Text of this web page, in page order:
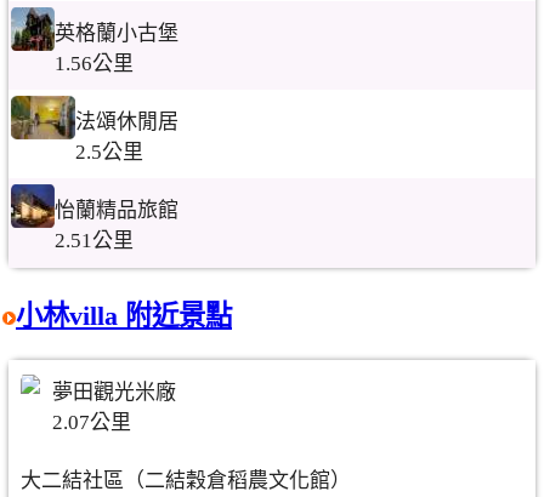
英格蘭小古堡
1.56公里
法頌休閒居
2.5公里
怡蘭精品旅館
2.51公里
小林villa 附近景點
夢田觀光米廠
2.07公里
大二結社區（二結穀倉稻農文化館）